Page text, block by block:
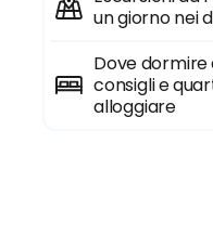
un giorno nei
Dove dormire
consigli e
alloggiare